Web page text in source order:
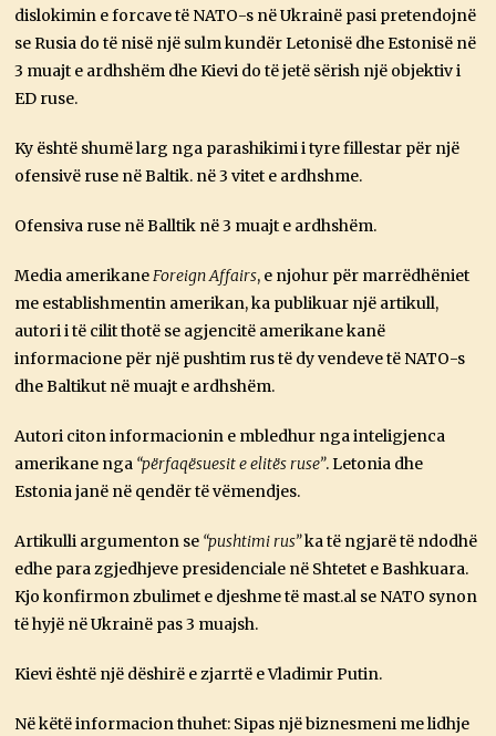
dislokimin e forcave të NATO-s në Ukrainë pasi pretendojnë
se Rusia do të nisë një sulm kundër Letonisë dhe Estonisë në
3 muajt e ardhshëm dhe Kievi do të jetë sërish një objektiv i
ED ruse.
Ky është shumë larg nga parashikimi i tyre fillestar për një
ofensivë ruse në Baltik. në 3 vitet e ardhshme.
Ofensiva ruse në Balltik në 3 muajt e ardhshëm.
Media amerikaneForeign Affairs, e njohur për marrëdhëniet
me establishmentin amerikan, ka publikuar një artikull,
autori i të cilit thotë se agjencitë amerikane kanë
informacione për një pushtim rus të dy vendeve të NATO-s
dhe Baltikut në muajt e ardhshëm.
Autori citon informacionin e mbledhur nga inteligjenca
amerikane nga “përfaqësuesit e elitës ruse”. Letonia dhe
Estonia janë në qendër të vëmendjes.
Artikulli argumenton se “pushtimi rus”ka të ngjarë të ndodhë
edhe para zgjedhjeve presidenciale në Shtetet e Bashkuara.
Kjo konfirmon zbulimet e djeshme të mast.al se NATO synon
të hyjë në Ukrainë pas 3 muajsh.
Kievi është një dëshirë e zjarrtë e Vladimir Putin.
Në këtë informacion thuhet: Sipas një biznesmeni me lidhje